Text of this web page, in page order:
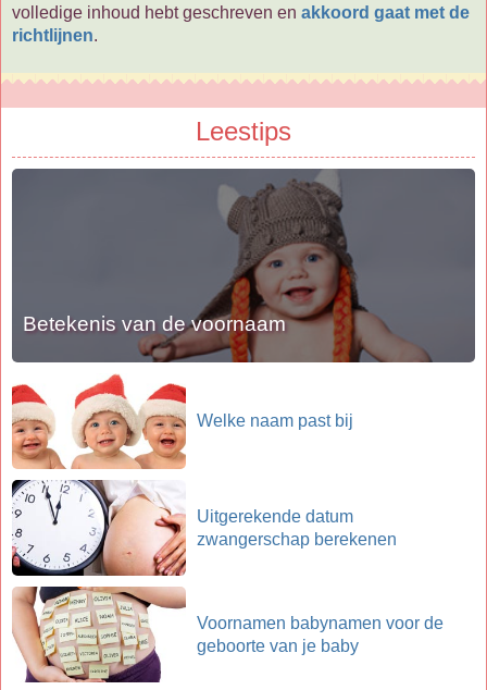
volledige inhoud hebt geschreven en akkoord gaat met de
richtlijnen.
Leestips
Betekenis van de voornaam
Welke naam past bij
Uitgerekende datum
zwangerschap berekenen
Voornamen babynamen voor de
geboorte van je baby